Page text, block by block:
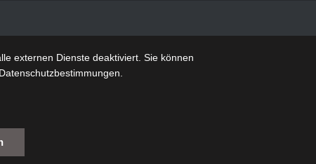
externen Dienste deaktiviert. Sie können